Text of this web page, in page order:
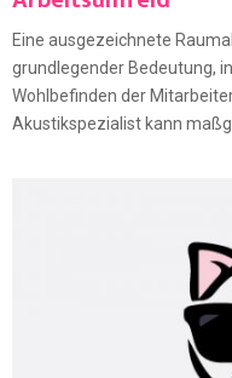
Eine ausgezeichnete
grundlegender Bedeutung,
Wohlbefinden der
Akustikspezialist kann